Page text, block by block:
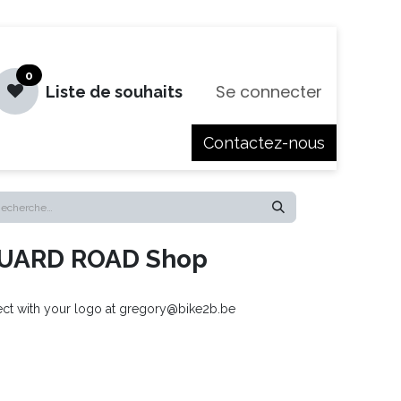
0
Liste de souhaits Se connecter
Contactez-nous
ROAD Shop
with your logo at gregory@bike2b.be